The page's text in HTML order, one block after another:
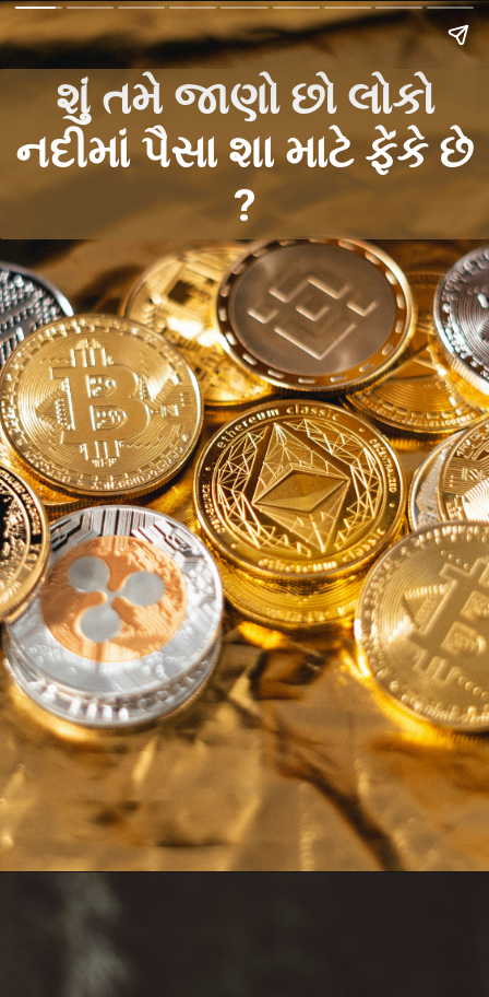
શું તમે જાણો છો લોકો
નદીમાં પૈસા શા માટે ફેંકે છે
?